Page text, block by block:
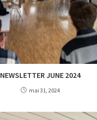
NEWSLETTER JUNE 2024
mai 31, 2024